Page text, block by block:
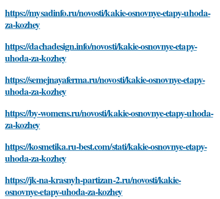
https://mysadinfo.ru/novosti/kakie-osnovnye-etapy-uhoda-
za-kozhey
https://dachadesign.info/novosti/kakie-osnovnye-etapy-
uhoda-za-kozhey
https://semejnayaferma.ru/novosti/kakie-osnovnye-etapy-
uhoda-za-kozhey
https://by-womens.ru/novosti/kakie-osnovnye-etapy-uhoda-
za-kozhey
https://kosmetika.ru-best.com/stati/kakie-osnovnye-etapy-
uhoda-za-kozhey
https://jk-na-krasnyh-partizan-2.ru/novosti/kakie-
osnovnye-etapy-uhoda-za-kozhey